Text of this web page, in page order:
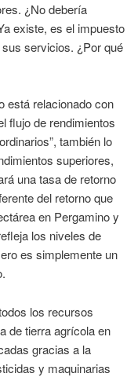
¿No debería
existe, es el impuesto
servicios. ¿Por qué
está relacionado con
flujo de rendimientos
también lo
superiores,
una tasa de retorno
del retorno que
en Pergamino y
los niveles de
es simplemente un
los recursos
de tierra agrícola en
gracias a la
y maquinarias